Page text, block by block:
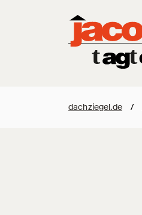
dachziegel.de /